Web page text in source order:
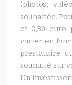
(photos,
souhaitée.
et 0,30 euro
varier en
prestataire
souhaité sur
Un